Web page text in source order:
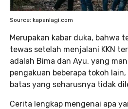
Source: kapanlagi.com
Merupakan kabar duka, bahwa
tewas setelah menjalani KKN
adalah Bima dan Ayu, yang
pengakuan beberapa tokoh
batas yang seharusnya tidak
Cerita lengkap mengenai apa